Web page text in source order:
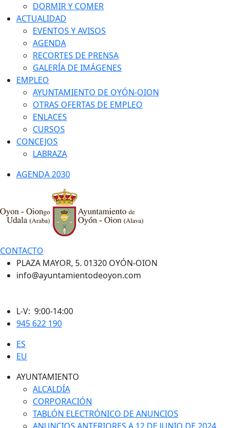
DORMIR Y COMER
ACTUALIDAD
EVENTOS Y AVISOS
AGENDA
RECORTES DE PRENSA
GALERÍA DE IMÁGENES
EMPLEO
AYUNTAMIENTO DE OYÓN-OION
OTRAS OFERTAS DE EMPLEO
ENLACES
CURSOS
CONCEJOS
LABRAZA
AGENDA 2030
CONTACTO
PLAZA MAYOR, 5. 01320 OYÓN-OION
info@ayuntamientodeoyon.com
L-V: 9:00-14:00
945 622 190
ES
EU
AYUNTAMIENTO
ALCALDÍA
CORPORACIÓN
TABLÓN ELECTRÓNICO DE ANUNCIOS